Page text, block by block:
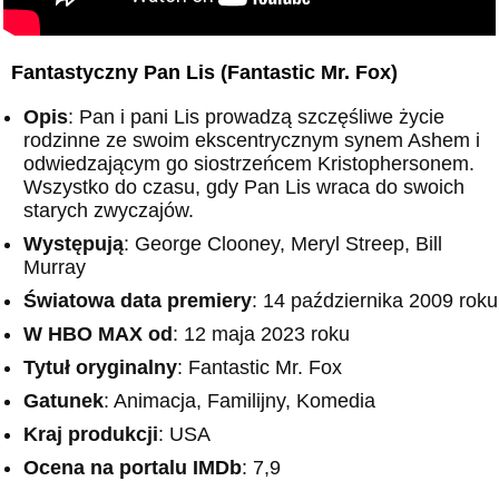
Fantastyczny Pan Lis (Fantastic Mr. Fox)
Opis: Pan i pani Lis prowadzą szczęśliwe życie
rodzinne ze swoim ekscentrycznym synem Ashem i
odwiedzającym go siostrzeńcem Kristophersonem.
Wszystko do czasu, gdy Pan Lis wraca do swoich
starych zwyczajów.
Występują: George Clooney, Meryl Streep, Bill
Murray
Światowa data premiery: 14 października 2009 roku
W HBO MAX od : 12 maja 2023 roku
Tytuł oryginalny: Fantastic Mr. Fox
Gatunek: Animacja, Familijny, Komedia
Kraj produkcji: USA
Ocena na portalu IMDb: 7,9